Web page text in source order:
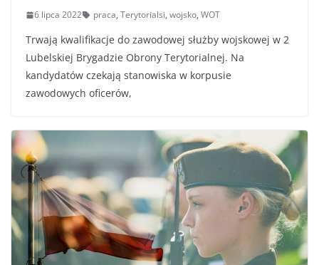
6 lipca 2022 praca, Terytorialsi, wojsko, WOT
Trwają kwalifikacje do zawodowej służby wojskowej w 2
Lubelskiej Brygadzie Obrony Terytorialnej. Na
kandydatów czekają stanowiska w korpusie
zawodowych oficerów,